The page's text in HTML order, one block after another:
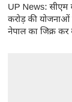
UP News: सीएम
करोड़ की योजनाओं
नेपाल का जिक्र कर